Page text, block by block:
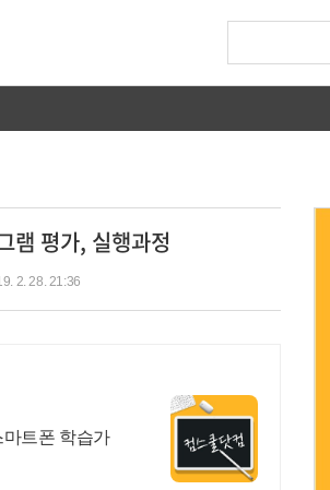
평가, 실행과정
2. 28. 21:36
트폰 학습가